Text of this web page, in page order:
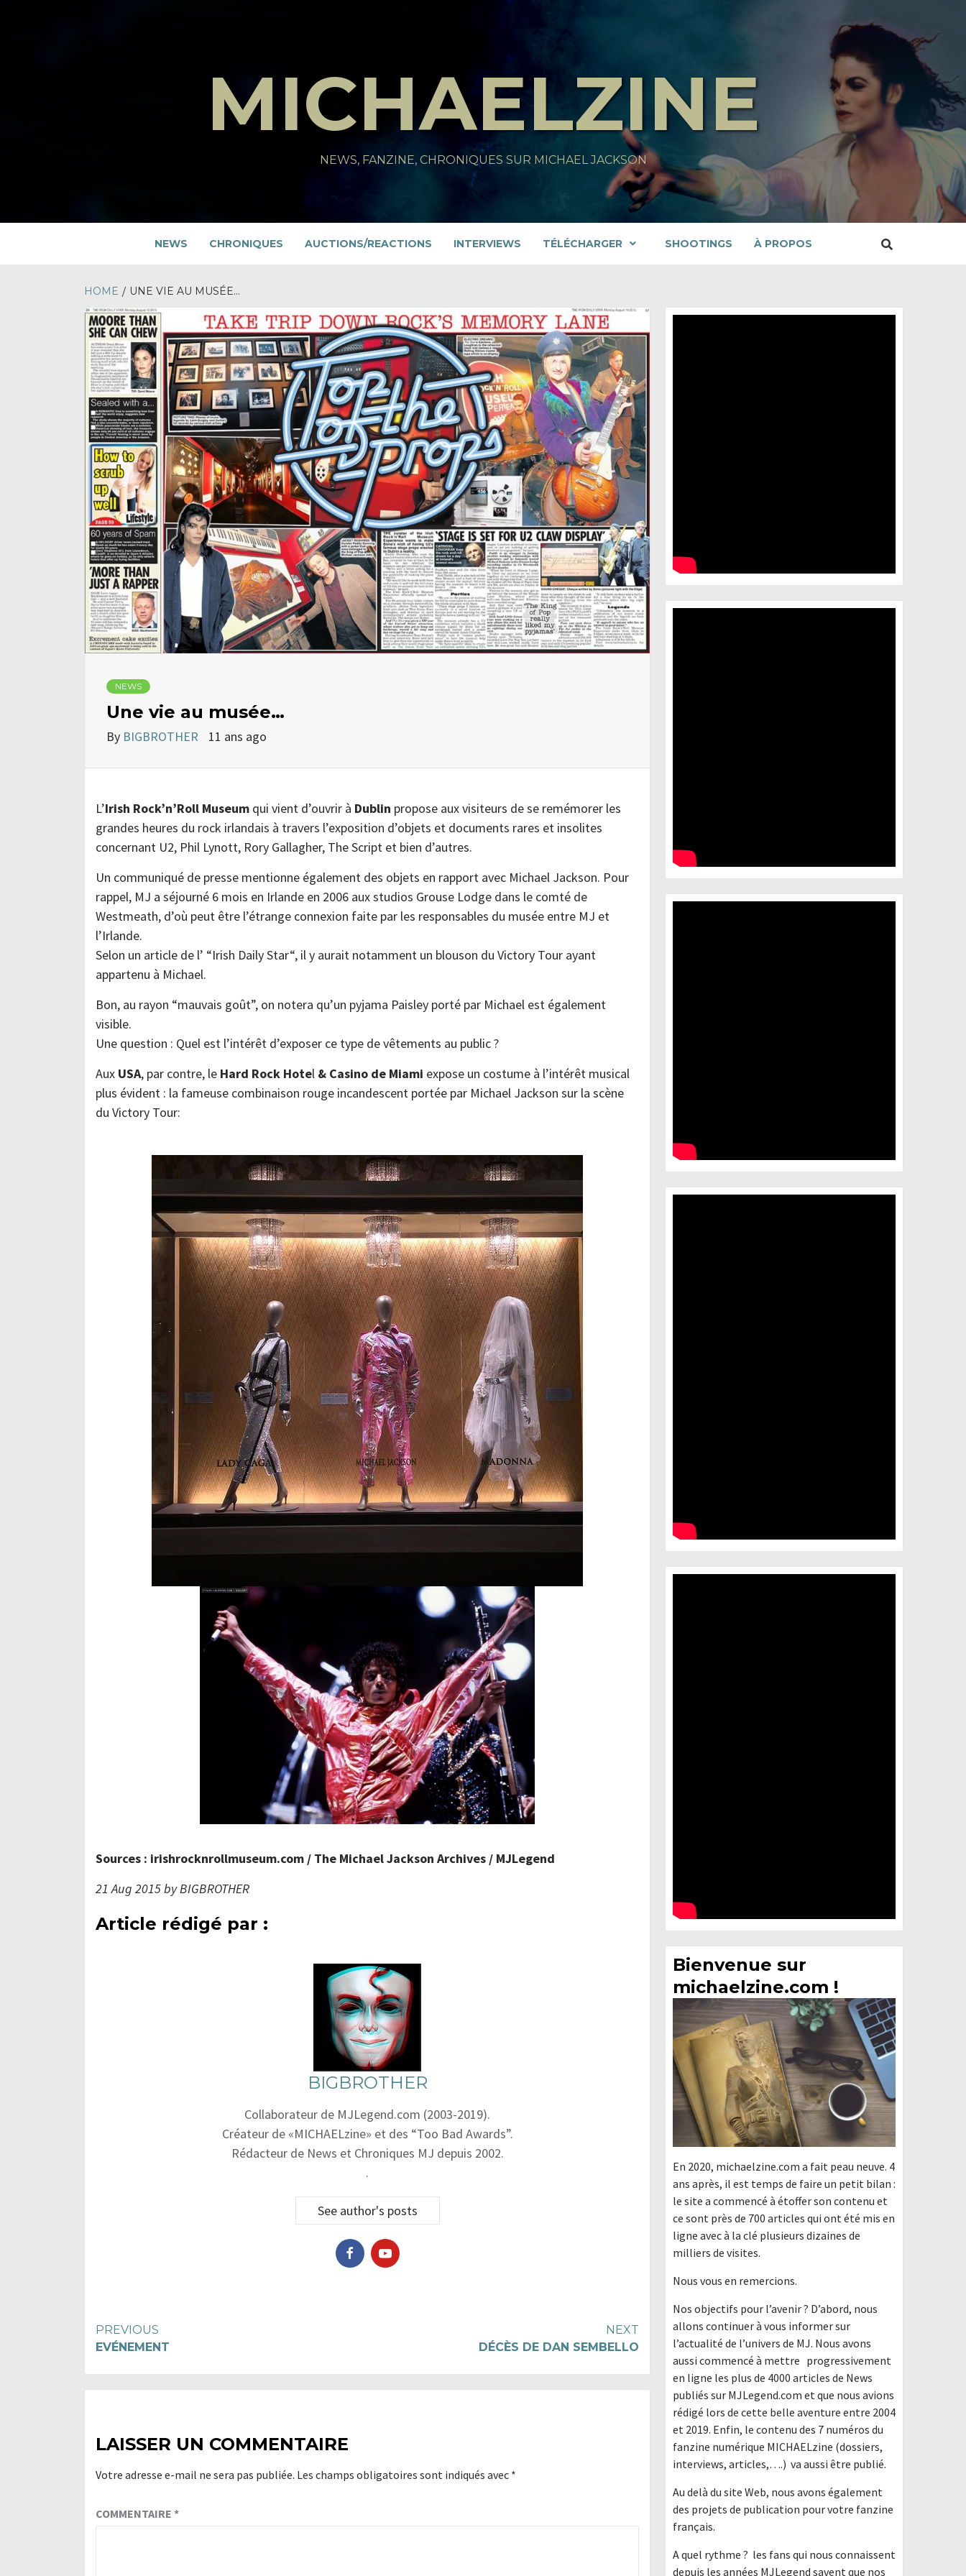
MICHAELZINE
NEWS, FANZINE, CHRONIQUES SUR MICHAEL JACKSON
NEWS CHRONIQUES AUCTIONS/REACTIONS INTERVIEWS TÉLÉCHARGER SHOOTINGS À PROPOS
HOME UNE VIE AU MUSÉE…
NEWS
Une vie au musée…
By BIGBROTHER 11 ans ago
L’Irish Rock’n’Roll Museum qui vient d’ouvrir à Dublin propose aux visiteurs de se remémorer les
grandes heures du rock irlandais à travers l’exposition d’objets et documents rares et insolites
concernant U2, Phil Lynott, Rory Gallagher, The Script et bien d’autres.
Un communiqué de presse mentionne également des objets en rapport avec Michael Jackson. Pour
rappel, MJ a séjourné 6 mois en Irlande en 2006 aux studios Grouse Lodge dans le comté de
Westmeath, d’où peut être l’étrange connexion faite par les responsables du musée entre MJ et
l’Irlande.
Selon un article de l’ “Irish Daily Star“, il y aurait notamment un blouson du Victory Tour ayant
appartenu à Michael.
Bon, au rayon “mauvais goût”, on notera qu’un pyjama Paisley porté par Michael est également
visible.
Une question : Quel est l’intérêt d’exposer ce type de vêtements au public ?
Aux USA, par contre, le Hard Rock Hotel & Casino de Miami expose un costume à l’intérêt musical
plus évident : la fameuse combinaison rouge incandescent portée par Michael Jackson sur la scène
du Victory Tour:
Sources : irishrocknrollmuseum.com / The Michael Jackson Archives / MJLegend
21 Aug 2015 by BIGBROTHER
Article rédigé par :
BIGBROTHER
Collaborateur de MJLegend.com (2003-2019).
Créateur de «MICHAELzine» et des “Too Bad Awards”.
Rédacteur de News et Chroniques MJ depuis 2002.
.
See author's posts
Continue
PREVIOUS
EVÉNEMENT
NEXT
DÉCÈS DE DAN SEMBELLO
LAISSER UN COMMENTAIRE
Votre adresse e-mail ne sera pas publiée. Les champs obligatoires sont indiqués avec *
COMMENTAIRE *
Bienvenue sur
michaelzine.com !
En 2020, michaelzine.com a fait peau neuve. 4
ans après, il est temps de faire un petit bilan :
le site a commencé à étoffer son contenu et
ce sont près de 700 articles qui ont été mis en
ligne avec à la clé plusieurs dizaines de
milliers de visites.
Nous vous en remercions.
Nos objectifs pour l’avenir ? D’abord, nous
allons continuer à vous informer sur
l’actualité de l’univers de MJ. Nous avons
aussi commencé à mettre progressivement
en ligne les plus de 4000 articles de News
publiés sur MJLegend.com et que nous avions
rédigé lors de cette belle aventure entre 2004
et 2019. Enfin, le contenu des 7 numéros du
fanzine numérique MICHAELzine (dossiers,
interviews, articles,….) va aussi être publié.
Au delà du site Web, nous avons également
des projets de publication pour votre fanzine
français.
A quel rythme ? les fans qui nous connaissent
depuis les années MJLegend savent que nos